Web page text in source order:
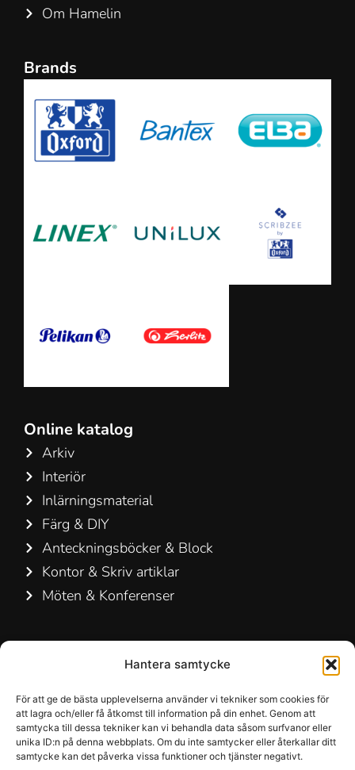
Hantera samtycke
För att ge de bästa upplevelserna använder vi tekniker som cookies för
att lagra och/eller få åtkomst till information på din enhet. Genom att
samtycka till dessa tekniker kan vi behandla data såsom surfvanor eller
unika ID:n på denna webbplats. Om du inte samtycker eller återkallar ditt
samtycke kan det påverka vissa funktioner och tjänster negativt.
Om Hamelin
Brands
Online katalog
Arkiv
Interiör
Inlärningsmaterial
Färg & DIY
Anteckningsböcker & Block
Kontor & Skriv artiklar
Möten & Konferenser
Hirsemarken 5, st. th.
3520 Farum
Danmark